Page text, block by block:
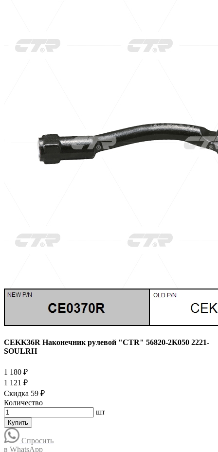
CEKK36R Наконечник рулевой "CTR" 56820-2K050 2221-
SOULRH
1 180 ₽
1 121 ₽
Скидка 59 ₽
Количество
шт
Купить
Спросить
в WhatsApp